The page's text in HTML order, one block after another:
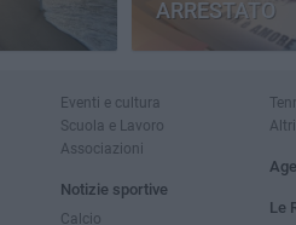
ARRESTATO
Eventi e cultura
Scuola e Lavoro
Associazioni
Notizie sportive
Calcio
Le